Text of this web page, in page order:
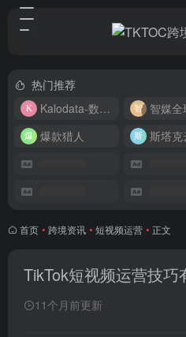
热门推荐
Kalodata-数据分析平台
爆款猎人
斯塔
首页 • 跨境资讯 • 短视频运营 • 正文
TikTok短视频运营技巧
11个月前更新